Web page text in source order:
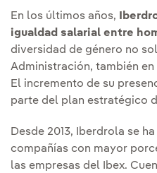
En los últimos años,
igualdad salarial entre
diversidad de género no
Administración, también
El incremento de su
parte del plan estratégico
Desde 2013, Iberdrola se
compañías con mayor
las empresas del Ibex.